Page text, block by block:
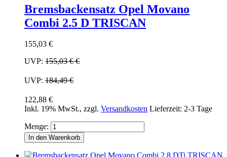
Bremsbackensatz Opel Movano
Combi 2.5 D TRISCAN
155,03 €
UVP: 155,03 €€
UVP: 184,49 €
122,88 €
Inkl. 19% MwSt., zzgl. Versandkosten Lieferzeit: 2-3 Tage
Menge:
In den Warenkorb